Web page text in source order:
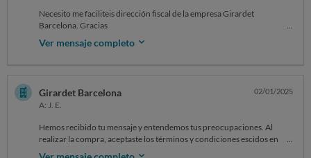
Saludos,
Andrea
On Thu, 2 Jan at 4:30 PM , Reclamar reclamar@ocu.org wrote: ‌‌‌‌‌‌‌‌‌‌‌‌‌‌‌‌‌‌‌‌‌‌‌‌‌‌‌‌‌‌‌‌‌‌‌‌‌‌‌‌‌‌‌‌‌‌‌‌‌‌‌‌‌‌‌‌‌‌‌‌
Necesito me faciliteis dirección fiscal de la empresa Girardet
Barcelona. Gracias
Ver mensaje completo
Girardet Barcelona
A: J. E.
02/01/2025
Hemos recibido tu mensaje y entendemos tus preocupaciones. Al
realizar la compra, aceptaste los términos y condiciones escidos en
nuestra página web, los cuales incluyen nuestra política de